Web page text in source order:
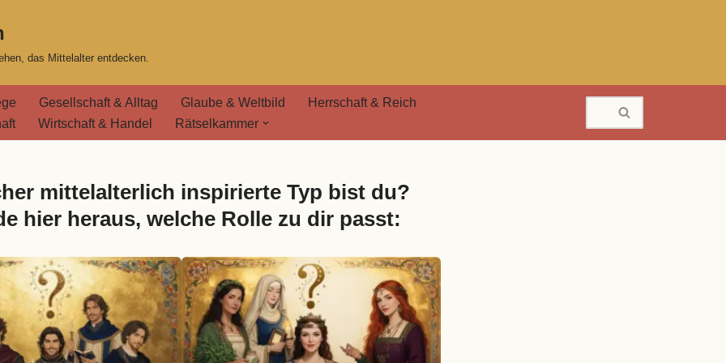
das Mittelalter entdecken.
Gesellschaft & Alltag Glaube & Weltbild
Herrschaft & Reich
Wirtschaft & Handel Rätselkammer
mittelalterlich inspirierte Typ bist du?
hier heraus, welche Rolle zu dir passt: